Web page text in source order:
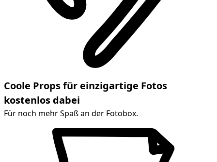
Coole Props für einzigartige Fotos
kostenlos dabei
Für noch mehr Spaß an der Fotobox.